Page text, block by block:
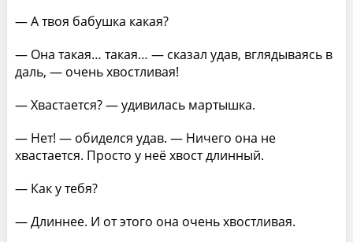
— А твоя бабушка какая?
— Она такая… такая… — сказал удав, вглядываясь в
даль, — очень хвостливая!
— Хвастается? — удивилась мартышка.
— Нет! — обиделся удав. — Ничего она не
хвастается. Просто у неё хвост длинный.
— Как у тебя?
— Длиннее. И от этого она очень хвостливая.